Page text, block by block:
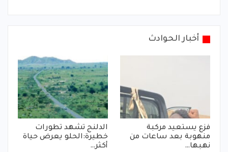
أخبار الحوادث
فزع يستعيد مركبة
منهوبة بعد ساعات من
نهبها…
الدلنج تشهد تطورات
خطيرة:الحلو يعرض حياة
أكثر…